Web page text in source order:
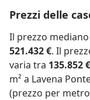
Prezzi delle
Il prezzo
521.432 €. Il
varia tra 135.852 €
m² a Lavena
(prezzo per